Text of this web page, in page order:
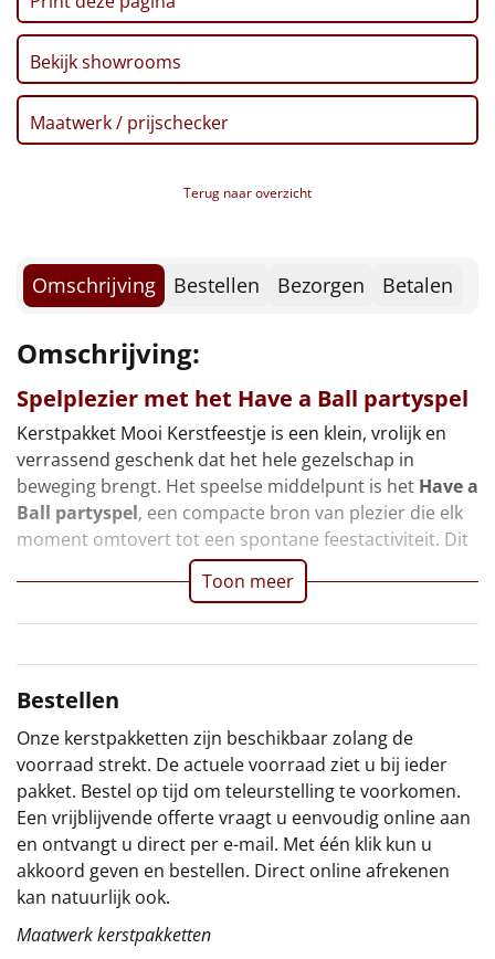
Borrelplank
Warmtekussen
Deken (fleece plaid)
Overige
Ideeën
Personeel
Doe het zelf
Sinterklaaspakketten
Particulier
Relatiegeschenken
Cadeaubon
Per stuk
Alle overige
Bekijk showrooms
Maatwerk / prijschecker
Terug naar overzicht
Omschrijving Bestellen Bezorgen Betalen
Omschrijving:
Spelplezier met het Have a Ball partyspel
Kerstpakket Mooi Kerstfeestje is een klein, vrolijk en
verrassend geschenk dat het hele gezelschap in
beweging brengt. Het speelse middelpunt is het Have a
Ball partyspel, een compacte bron van plezier die elk
moment omtovert tot een spontane feestactiviteit. Dit
Toon meer
Bestellen
Onze kerstpakketten zijn beschikbaar zolang de
voorraad strekt. De actuele voorraad ziet u bij ieder
pakket. Bestel op tijd om teleurstelling te voorkomen.
Een vrijblijvende offerte vraagt u eenvoudig online aan
en ontvangt u direct per e-mail. Met één klik kun u
akkoord geven en bestellen. Direct online afrekenen
kan natuurlijk ook.
Maatwerk kerstpakketten